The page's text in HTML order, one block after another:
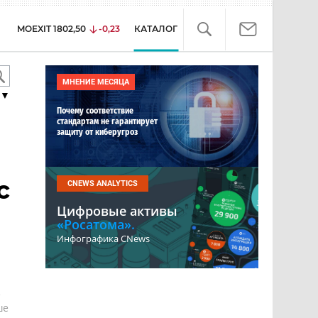
MOEXIT 1802,50 -0,23 КАТАЛОГ
▼
МНЕНИЕ МЕСЯЦА
Почему соответствие
стандартам не гарантирует
защиту от киберугроз
CNEWS ANALYTICS
Цифровые активы
«Росатома».
Инфографика CNews